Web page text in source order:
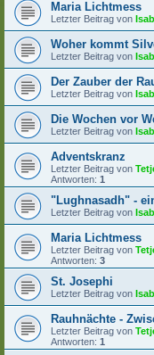
Maria Lichtmess
Letzter Beitrag von
Woher kommt
Letzter Beitrag von
Der Zauber der
Letzter Beitrag von
Die Wochen vor
Letzter Beitrag von
Adventskranz
Letzter Beitrag von
Antworten: 1
"Lughnasadh" -
Letzter Beitrag von
Maria Lichtmess
Letzter Beitrag von
Antworten: 3
St. Josephi
Letzter Beitrag von
Rauhnächte -
Letzter Beitrag von
Antworten: 1